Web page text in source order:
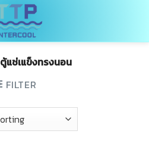
ตู้แช่เแข็งทรงนอน
FILTER